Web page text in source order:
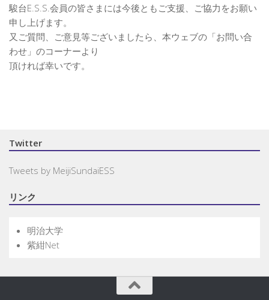
駿台E.S.S.会員の皆さまには今後ともご支援、ご協力をお願い
申し上げます。
又ご質問、ご意見等ございましたら、本ウェブの「お問い合
わせ」のコーナーより
頂ければ幸いです。
Twitter
Tweets by MeijiSundaiESS
リンク
明治大学
紫紺Net